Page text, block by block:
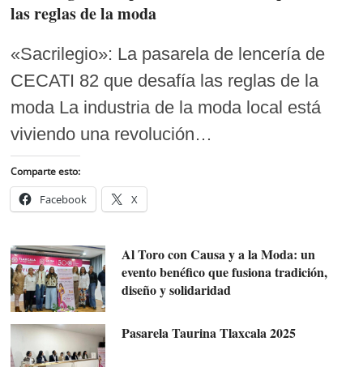
las reglas de la moda
«Sacrilegio»: La pasarela de lencería de
CECATI 82 que desafía las reglas de la
moda La industria de la moda local está
viviendo una revolución…
Comparte esto:
Facebook X
Al Toro con Causa y a la Moda: un
evento benéfico que fusiona tradición,
diseño y solidaridad
Pasarela Taurina Tlaxcala 2025